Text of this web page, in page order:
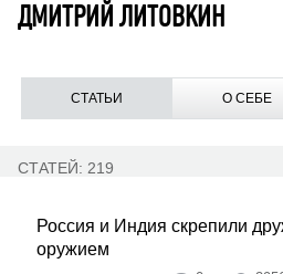
ДМИТРИЙ ЛИТОВКИН
СТАТЬИ О СЕБЕ
СТАТЕЙ: 219
Россия и Индия скрепили
оружием